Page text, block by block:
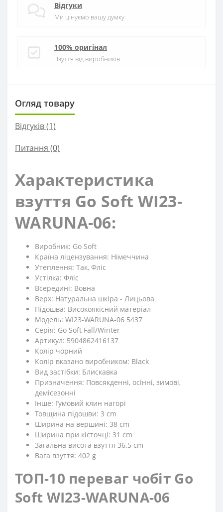
Відгуки
Ми цінуємо вашу думку
100% оригінал
Взуття від виробників
Огляд товару
Відгуків (1)
Питання (0)
Характеристика
взуття Go Soft WI23-
WARUNA-06:
Виробник: Go Soft
Країна ліцензування: Німеччина
Утеплення: Так, Фліс
Устілка: Фліс
Всередині: Вовна
Верх: Натуральна шкіра - Лицьова
Підошва: Високоякісний матеріал
Модель: WI23-WARUNA-06 5437
Серія: Go Soft Fall/Winter
Артикул: 5904862416137
Колір чорний
Колір вказано виробником: Black
Вид застібки: Блискавка
Призначення: Повсякденні, осінні, зимові,
демісезонні
Iнше: Гумовий клин нагорі
Товщина підошви: 3 cm
Ширина на вершині: 38 cm
Ширина при кісточці: 31 cm
Загальна висота взуття 36.5 cm
Вага взуття: 402 g
ТОП-10 переваг чобіт Go
Soft WI23-WARUNA-06